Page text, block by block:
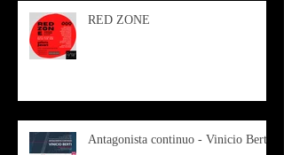
RED ZONE
Antagonista continuo - Vinicio Berti